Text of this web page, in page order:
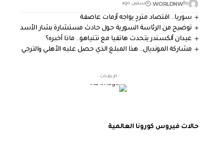
By
WORLDNW سنتين ago
سوريا.. اقتصاد متردٍ يواجه أزمات عاصفة
توضيح من الرئاسة السورية حول حادث مستشارة بشار الأسد
عيدان ألكسندر يتحدث هاتفيا مع نتنياهو.. ماذا أخبره؟
مشاركة المونديال.. هذا المبلغ الذي حصل عليه الأهلي والترجي
- الإعلانات -
حالات فيروس كورونا العالمية